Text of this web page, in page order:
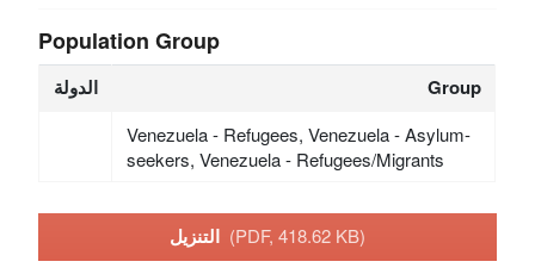
Population Group
الدولة Group
Venezuela - Refugees, Venezuela - Asylum-
seekers, Venezuela - Refugees/Migrants
(PDF, 418.62 KB)